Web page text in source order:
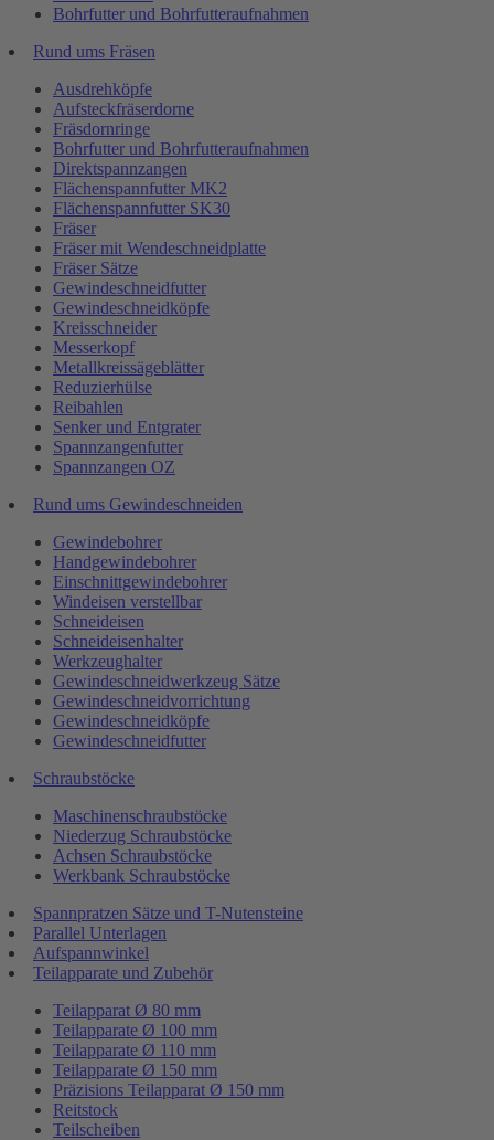
Bohrfutter und Bohrfutteraufnahmen
Rund ums Fräsen
Ausdrehköpfe
Aufsteckfräserdorne
Fräsdornringe
Bohrfutter und Bohrfutteraufnahmen
Direktspannzangen
Flächenspannfutter MK2
Flächenspannfutter SK30
Fräser
Fräser mit Wendeschneidplatte
Fräser Sätze
Gewindeschneidfutter
Gewindeschneidköpfe
Kreisschneider
Messerkopf
Metallkreissägeblätter
Reduzierhülse
Reibahlen
Senker und Entgrater
Spannzangenfutter
Spannzangen OZ
Rund ums Gewindeschneiden
Gewindebohrer
Handgewindebohrer
Einschnittgewindebohrer
Windeisen verstellbar
Schneideisen
Schneideisenhalter
Werkzeughalter
Gewindeschneidwerkzeug Sätze
Gewindeschneidvorrichtung
Gewindeschneidköpfe
Gewindeschneidfutter
Schraubstöcke
Maschinenschraubstöcke
Niederzug Schraubstöcke
Achsen Schraubstöcke
Werkbank Schraubstöcke
Spannpratzen Sätze und T-Nutensteine
Parallel Unterlagen
Aufspannwinkel
Teilapparate und Zubehör
Teilapparat Ø 80 mm
Teilapparate Ø 100 mm
Teilapparate Ø 110 mm
Teilapparate Ø 150 mm
Präzisions Teilapparat Ø 150 mm
Reitstock
Teilscheiben